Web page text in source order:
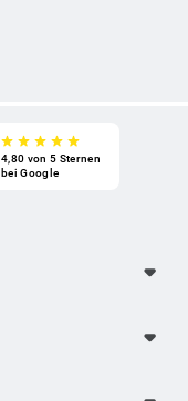
star_rate star_rate star_rate star_rate star_rate
4,80 von 5 Sternen
bei Google